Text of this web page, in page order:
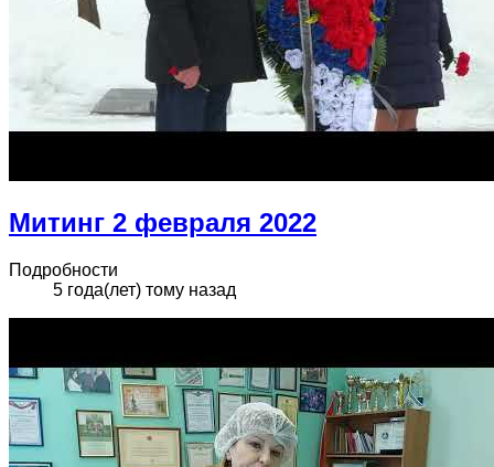
Митинг 2 февраля 2022
Подробности
5 года(лет) тому назад